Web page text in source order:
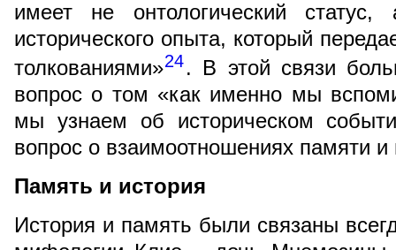
имеет не онтологический статус,
исторического опыта, который
толкованиями»24. В этой связи
вопрос о том «как именно мы
мы узнаем об историческом
вопрос о взаимоотношениях памяти и
Память и история
История и память были связаны